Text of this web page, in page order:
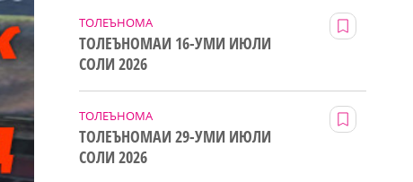
ТОЛЕЪНОМА
ТОЛЕЪНОМАИ 16-УМИ ИЮЛИ
СОЛИ 2026
ТОЛЕЪНОМА
ТОЛЕЪНОМАИ 29-УМИ ИЮЛИ
СОЛИ 2026